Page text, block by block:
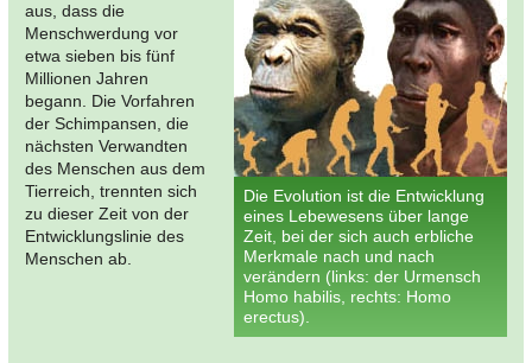
Die Evolution ist die Entwicklung
eines Lebewesens über lange
Zeit, bei der sich auch erbliche
Merkmale nach und nach
verändern (links: der Urmensch
Homo habilis, rechts: Homo
erectus).
aus, dass die
Menschwerdung vor
etwa sieben bis fünf
Millionen Jahren
begann. Die Vorfahren
der Schimpansen, die
nächsten Verwandten
des Menschen aus dem
Tierreich, trennten sich
zu dieser Zeit von der
Entwicklungslinie des
Menschen ab.